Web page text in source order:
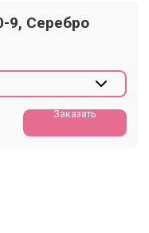
9, Серебро
Заказать